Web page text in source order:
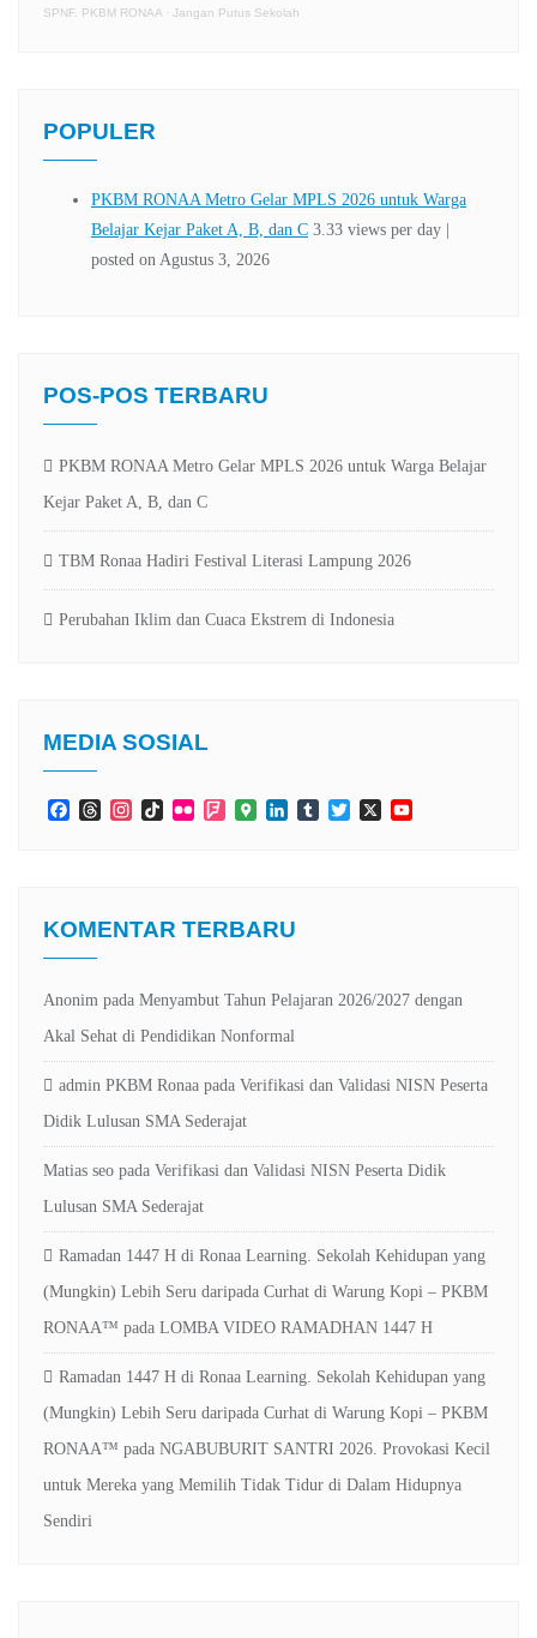
SPNF. PKBM RONAA · Jangan Putus Sekolah
POPULER
POS-POS TERBARU
PKBM RONAA Metro Gelar MPLS 2026 untuk Warga Belajar
Kejar Paket A, B, dan C
TBM Ronaa Hadiri Festival Literasi Lampung 2026
Perubahan Iklim dan Cuaca Ekstrem di Indonesia
MEDIA SOSIAL
FacebookThreadsInstagramTikTokFlickr Foursquare
GoogleLinkedInTumblrTwitter
X
KOMENTAR TERBARU
Anonim pada Menyambut Tahun Pelajaran 2026/2027 dengan
Akal Sehat di Pendidikan Nonformal
admin PKBM Ronaa pada Verifikasi dan Validasi NISN Peserta
Didik Lulusan SMA Sederajat
Matias seo pada Verifikasi dan Validasi NISN Peserta Didik
Lulusan SMA Sederajat
Ramadan 1447 H di Ronaa Learning. Sekolah Kehidupan yang
(Mungkin) Lebih Seru daripada Curhat di Warung Kopi – PKBM
RONAA™ pada LOMBA VIDEO RAMADHAN 1447 H
Ramadan 1447 H di Ronaa Learning. Sekolah Kehidupan yang
(Mungkin) Lebih Seru daripada Curhat di Warung Kopi – PKBM
RONAA™ pada NGABUBURIT SANTRI 2026. Provokasi Kecil
untuk Mereka yang Memilih Tidak Tidur di Dalam Hidupnya
Sendiri